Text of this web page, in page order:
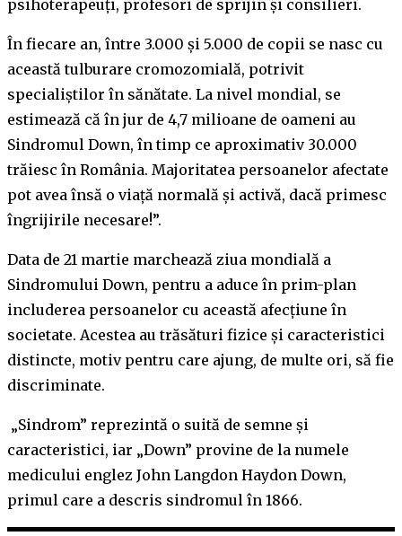
psihoterapeuți, profesori de sprijin și consilieri.
În fiecare an, între 3.000 şi 5.000 de copii se nasc cu
această tulburare cromozomială, potrivit
specialiștilor în sănătate. La nivel mondial, se
estimează că în jur de 4,7 milioane de oameni au
Sindromul Down, în timp ce aproximativ 30.000
trăiesc în România. Majoritatea persoanelor afectate
pot avea însă o viață normală și activă, dacă primesc
îngrijirile necesare!”.
Data de 21 martie marchează ziua mondială a
Sindromului Down, pentru a aduce în prim-plan
includerea persoanelor cu această afecțiune în
societate. Acestea au trăsături fizice și caracteristici
distincte, motiv pentru care ajung, de multe ori, să fie
discriminate.
„Sindrom” reprezintă o suită de semne şi
caracteristici, iar „Down” provine de la numele
medicului englez John Langdon Haydon Down,
primul care a descris sindromul în 1866.